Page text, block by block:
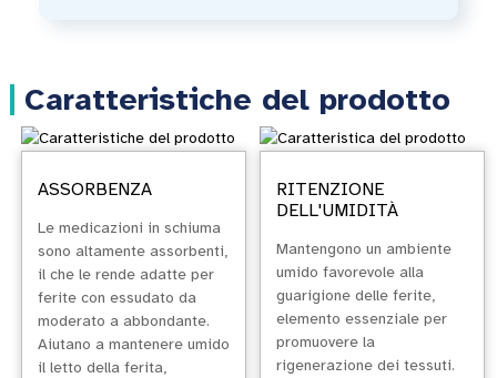
Caratteristiche del prodotto
ASSORBENZA
Le medicazioni in schiuma
sono altamente assorbenti,
il che le rende adatte per
ferite con essudato da
moderato a abbondante.
Aiutano a mantenere umido
il letto della ferita,
RITENZIONE
DELL'UMIDITÀ
Mantengono un ambiente
umido favorevole alla
guarigione delle ferite,
elemento essenziale per
promuovere la
rigenerazione dei tessuti.